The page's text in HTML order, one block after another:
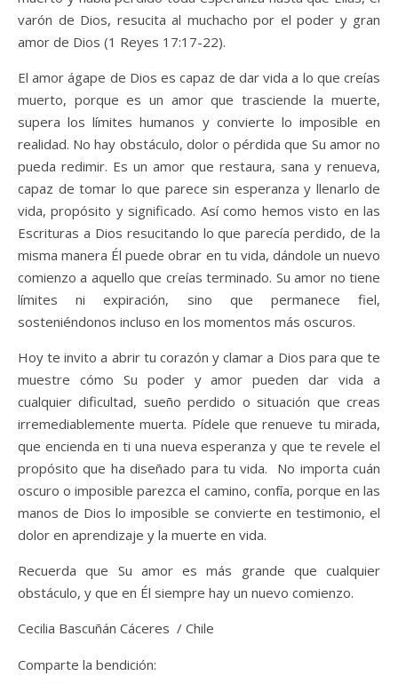
varón de Dios, resucita al muchacho por el poder y gran
amor de Dios (1 Reyes 17:17-22).
El amor ágape de Dios es capaz de dar vida a lo que creías
muerto, porque es un amor que trasciende la muerte,
supera los límites humanos y convierte lo imposible en
realidad. No hay obstáculo, dolor o pérdida que Su amor no
pueda redimir. Es un amor que restaura, sana y renueva,
capaz de tomar lo que parece sin esperanza y llenarlo de
vida, propósito y significado. Así como hemos visto en las
Escrituras a Dios resucitando lo que parecía perdido, de la
misma manera Él puede obrar en tu vida, dándole un nuevo
comienzo a aquello que creías terminado. Su amor no tiene
límites ni expiración, sino que permanece fiel,
sosteniéndonos incluso en los momentos más oscuros.
Hoy te invito a abrir tu corazón y clamar a Dios para que te
muestre cómo Su poder y amor pueden dar vida a
cualquier dificultad, sueño perdido o situación que creas
irremediablemente muerta. Pídele que renueve tu mirada,
que encienda en ti una nueva esperanza y que te revele el
propósito que ha diseñado para tu vida. No importa cuán
oscuro o imposible parezca el camino, confía, porque en las
manos de Dios lo imposible se convierte en testimonio, el
dolor en aprendizaje y la muerte en vida.
Recuerda que Su amor es más grande que cualquier
obstáculo, y que en Él siempre hay un nuevo comienzo.
Cecilia Bascuñán Cáceres / Chile
Comparte la bendición: